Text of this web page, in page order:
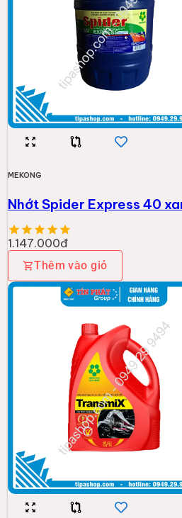
MEKONG
Nhớt Spider Express 40
1.147.000đ
Thêm vào giỏ